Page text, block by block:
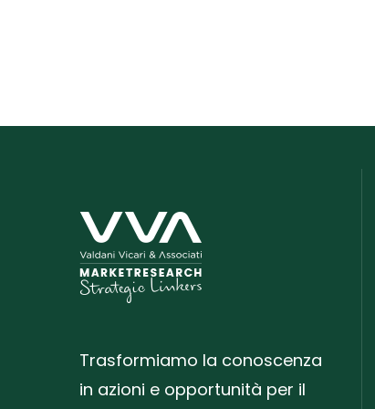
Trasformiamo la conoscenza
in azioni e opportunità per il